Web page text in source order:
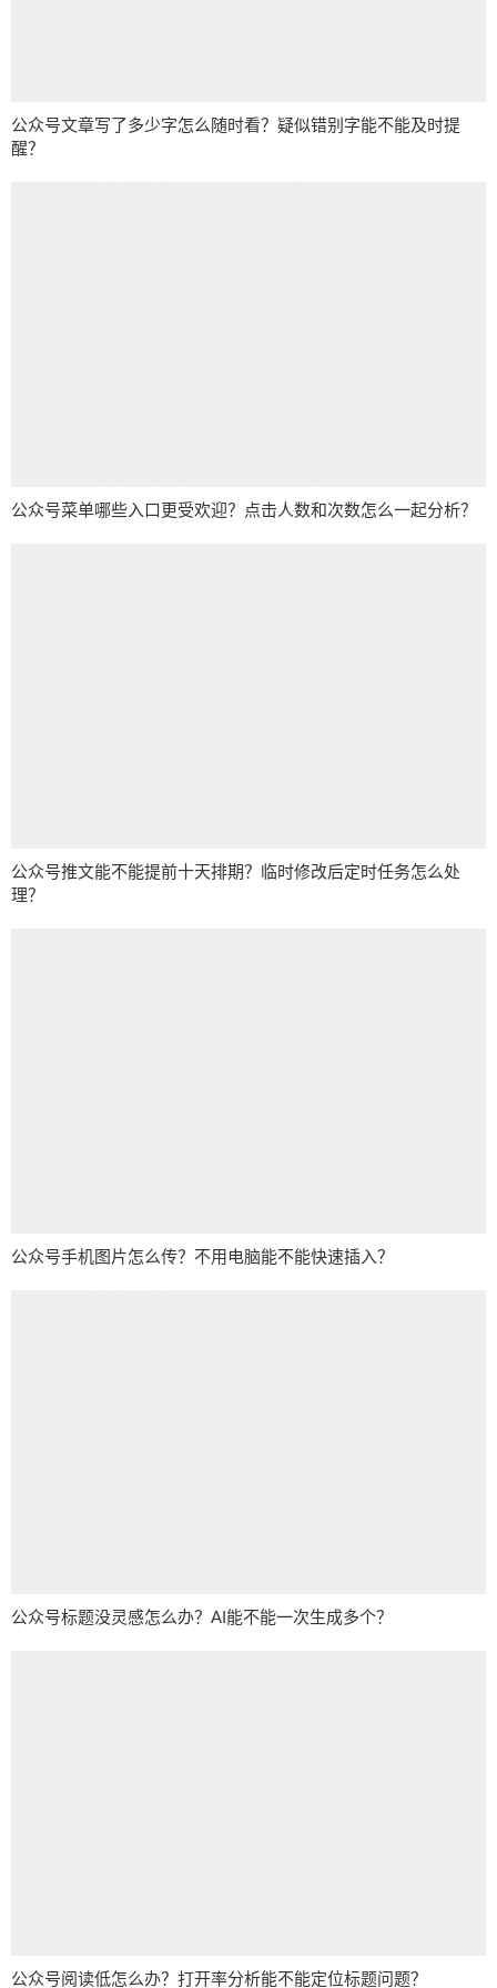
公众号文章写了多少字怎么随时看？疑似错别字能不能及时提
醒？
公众号菜单哪些入口更受欢迎？点击人数和次数怎么一起分析？
公众号推文能不能提前十天排期？临时修改后定时任务怎么处
理？
公众号手机图片怎么传？不用电脑能不能快速插入？
公众号标题没灵感怎么办？AI能不能一次生成多个？
公众号阅读低怎么办？打开率分析能不能定位标题问题？